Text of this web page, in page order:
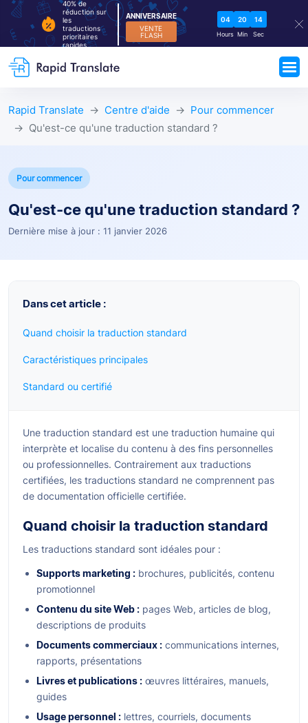
40% de
réduction sur
les
traductions
prioritaires
rapides
ANNIVERSAIRE
VENTE
FLASH
04
Hours
20
Min
14
Sec
Rapid Translate Centre d'aide
Pour commencer
Qu'est-ce qu'une traduction standard ?
Pour commencer
Qu'est-ce qu'une traduction standard ?
Dernière mise à jour : 11 janvier 2026
Dans cet article :
Quand choisir la traduction standard
Caractéristiques principales
Standard ou certifié
Une traduction standard est une traduction humaine qui
interprète et localise du contenu à des fins personnelles
ou professionnelles. Contrairement aux traductions
certifiées, les traductions standard ne comprennent pas
de documentation officielle certifiée.
Quand choisir la traduction standard
Les traductions standard sont idéales pour :
Supports marketing : brochures, publicités, contenu
promotionnel
Contenu du site Web : pages Web, articles de blog,
descriptions de produits
Documents commerciaux : communications internes,
rapports, présentations
Livres et publications : œuvres littéraires, manuels,
guides
Usage personnel : lettres, courriels, documents